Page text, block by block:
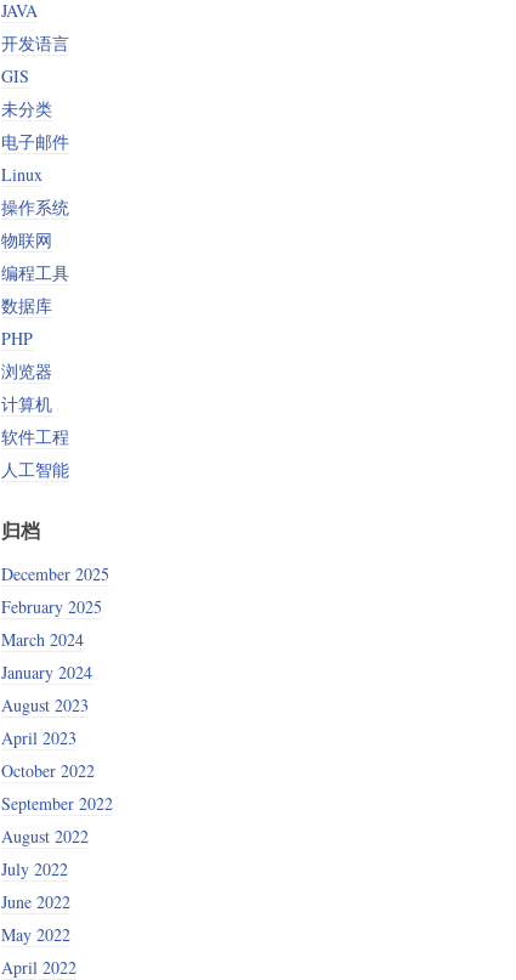
JAVA
开发语言
GIS
未分类
电子邮件
Linux
操作系统
物联网
编程工具
数据库
PHP
浏览器
计算机
软件工程
人工智能
归档
December 2025
February 2025
March 2024
January 2024
August 2023
April 2023
October 2022
September 2022
August 2022
July 2022
June 2022
May 2022
April 2022